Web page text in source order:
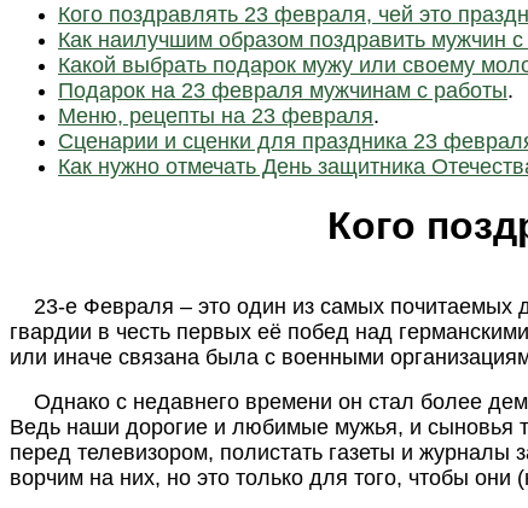
Кого поздравлять 23 февраля, чей это
Как наилучшим образом поздравить мужчин
Какой выбрать подарок мужу или своему
Подарок на 23 февраля мужчинам с работы.
Меню, рецепты на 23 февраля.
Сценарии и сценки для праздника 23
Как нужно отмечать День защитника
Кого
23-е Февраля – это один из самых почитаемых
гвардии в честь первых её побед над
или иначе связана была с военными
Однако с недавнего времени он стал более
Ведь наши дорогие и любимые мужья, и сыновья
перед телевизором, полистать газеты и
ворчим на них, но это только для того, чтобы